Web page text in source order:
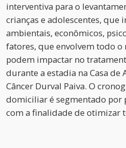
interventiva para o
crianças e adolescentes, que
ambientais, econômicos,
fatores, que envolvem todo
podem impactar no
durante a estadia na Casa de
Câncer Durval Paiva. O
domiciliar é segmentado por
com a finalidade de otimizar